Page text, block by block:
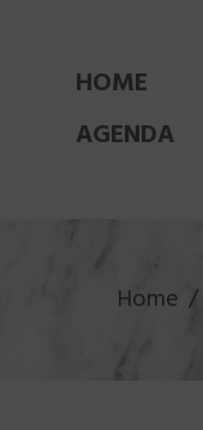
HOME
AGENDA
Home